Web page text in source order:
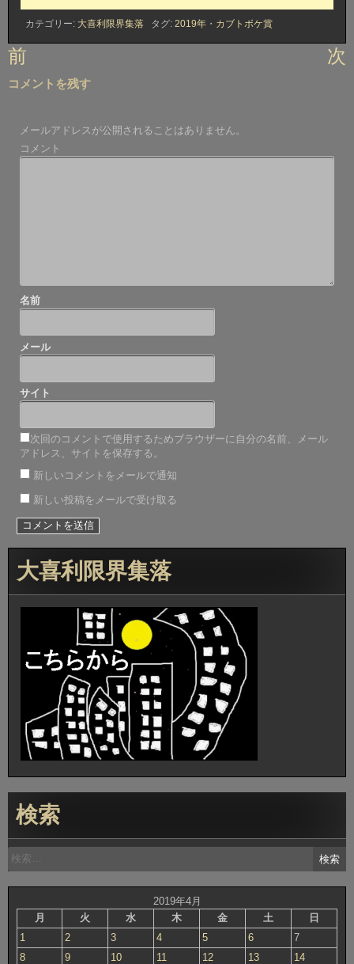
カテゴリー: 大喜利限界集落 タグ: 2019年 ・ カブトボケ賞
投
ナ
ゲ
ー
前 次
コメントを残す
メールアドレスが公開されることはありません。
コメント
名前
メール
サイト
次回のコメントで使用するためブラウザーに自分の名前、メール
アドレス、サイトを保存する。
新しいコメントをメールで通知
新しい投稿をメールで受け取る
大喜利限界集落
検索
検
索:
2019年4月
月
火 水 木 金 土 日
1 2 3 4 5 6
7
8
9 10 11 12 13
14